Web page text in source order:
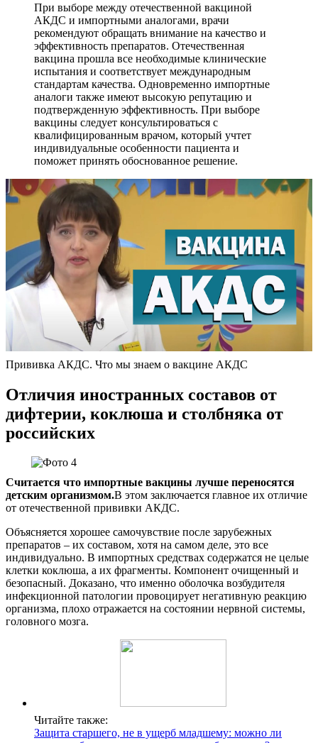
При выборе между отечественной вакциной
АКДС и импортными аналогами, врачи
рекомендуют обращать внимание на качество и
эффективность препаратов. Отечественная
вакцина прошла все необходимые клинические
испытания и соответствует международным
стандартам качества. Одновременно импортные
аналоги также имеют высокую репутацию и
подтвержденную эффективность. При выборе
вакцины следует консультироваться с
квалифицированным врачом, который учтет
индивидуальные особенности пациента и
поможет принять обоснованное решение.
Прививка АКДС. Что мы знаем о вакцине АКДС
Отличия иностранных составов от
дифтерии, коклюша и столбняка от
российских
Считается что импортные вакцины лучше переносятся
детским организмом.В этом заключается главное их отличие
от отечественной прививки АКДС.
Объясняется хорошее самочувствие после зарубежных
препаратов – их составом, хотя на самом деле, это все
индивидуально. В импортных средствах содержатся не целые
клетки коклюша, а их фрагменты. Компонент очищенный и
безопасный. Доказано, что именно оболочка возбудителя
инфекционной патологии провоцирует негативную реакцию
организма, плохо отражается на состоянии нервной системы,
головного мозга.
Читайте также:
Защита старшего, не в ущерб младшему: можно ли